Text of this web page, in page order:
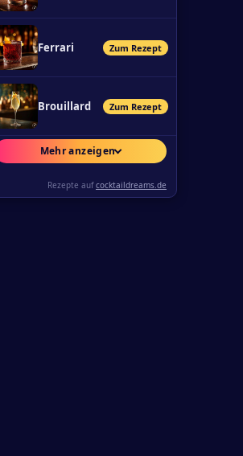
Ferrari Zum Rezept
Brouillard Zum Rezept
Mehr anzeigen
Rezepte aufcocktaildreams.de